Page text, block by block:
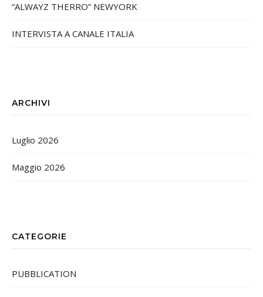
“ALWAYZ THERRO” NEWYORK
INTERVISTA A CANALE ITALIA
ARCHIVI
Luglio 2026
Maggio 2026
CATEGORIE
PUBBLICATION